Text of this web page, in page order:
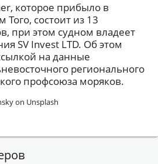
которое прибыло в
состоит из 13
при этом судном владеет
SV Invest LTD. Об этом
на данные
регионального
профсоюза моряков.
on Unsplash